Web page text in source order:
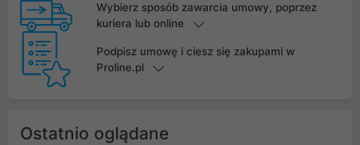
Wybierz sposób zawarcia umowy, poprzez
kuriera lub online
Podpisz umowę i ciesz się zakupami w
Proline.pl
Ostatnio oglądane